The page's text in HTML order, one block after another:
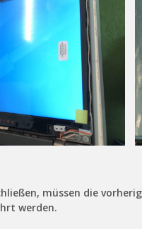
müssen die
werden.